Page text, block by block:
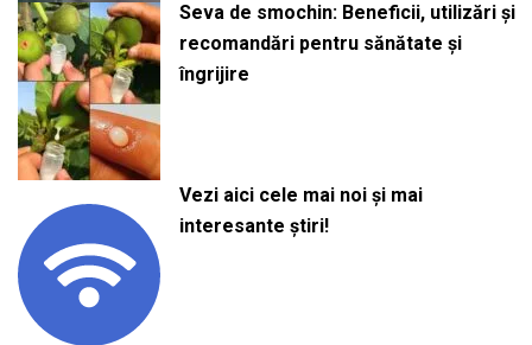
Seva de smochin: Beneficii, utilizări și
recomandări pentru sănătate și
îngrijire
Vezi aici cele mai noi și mai
interesante știri!